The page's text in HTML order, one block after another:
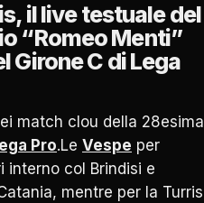
il live testuale del
“Romeo Menti”
Girone C di Lega
match clou della 28esima
Pro.Le Vespe per
interno col Brindisi e
mentre per la Turris